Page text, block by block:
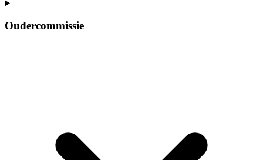
Oudercommissie